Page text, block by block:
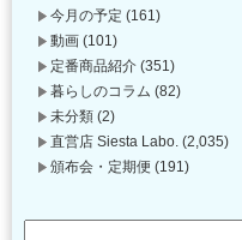
今月の予定 (161)
動画 (101)
定番商品紹介 (351)
暮らしのコラム (82)
未分類 (2)
直営店 Siesta Labo. (2,035)
頒布会・定期便 (191)